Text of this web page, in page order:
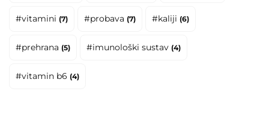
#vitamini (7) #probava (7) #kaliji (6)
#prehrana (5) #imunološki sustav (4)
#vitamin b6 (4)